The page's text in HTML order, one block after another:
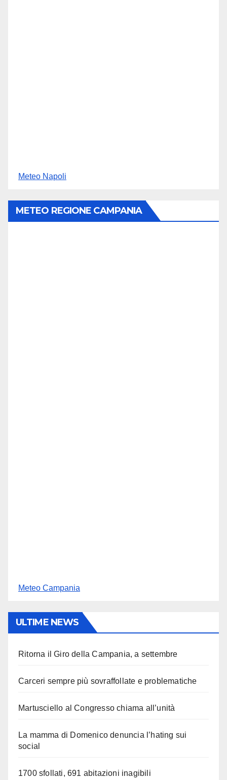
Meteo Napoli
METEO REGIONE CAMPANIA
Meteo Campania
ULTIME NEWS
Ritorna il Giro della Campania, a settembre
Carceri sempre più sovraffollate e problematiche
Martusciello al Congresso chiama all’unità
La mamma di Domenico denuncia l’hating sui
social
1700 sfollati, 691 abitazioni inagibili